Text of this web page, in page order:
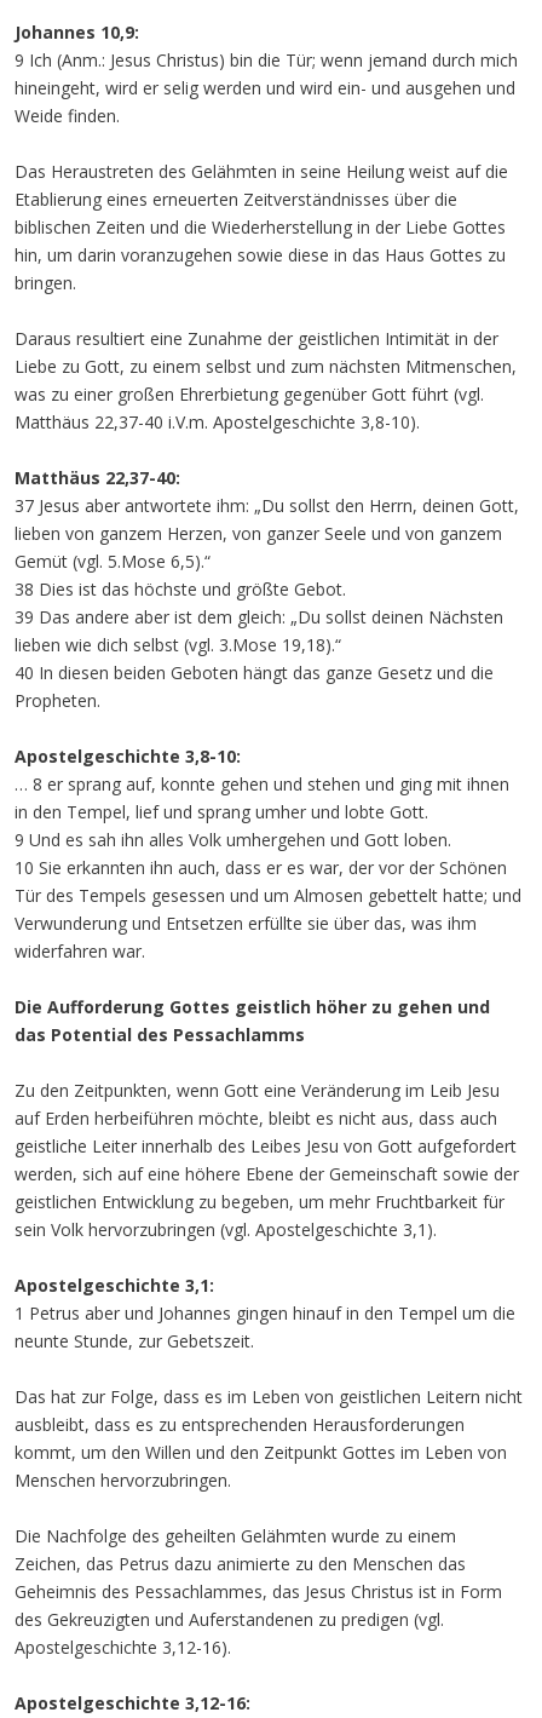
Johannes 10,9:
9 Ich (Anm.: Jesus Christus) bin die Tür; wenn jemand durch mich
hineingeht, wird er selig werden und wird ein- und ausgehen und
Weide finden.
Das Heraustreten des Gelähmten in seine Heilung weist auf die
Etablierung eines erneuerten Zeitverständnisses über die
biblischen Zeiten und die Wiederherstellung in der Liebe Gottes
hin, um darin voranzugehen sowie diese in das Haus Gottes zu
bringen.
Daraus resultiert eine Zunahme der geistlichen Intimität in der
Liebe zu Gott, zu einem selbst und zum nächsten Mitmenschen,
was zu einer großen Ehrerbietung gegenüber Gott führt (vgl.
Matthäus 22,37-40 i.V.m. Apostelgeschichte 3,8-10).
Matthäus 22,37-40:
37 Jesus aber antwortete ihm: „Du sollst den Herrn, deinen Gott,
lieben von ganzem Herzen, von ganzer Seele und von ganzem
Gemüt (vgl. 5.Mose 6,5).“
38 Dies ist das höchste und größte Gebot.
39 Das andere aber ist dem gleich: „Du sollst deinen Nächsten
lieben wie dich selbst (vgl. 3.Mose 19,18).“
40 In diesen beiden Geboten hängt das ganze Gesetz und die
Propheten.
Apostelgeschichte 3,8-10:
… 8 er sprang auf, konnte gehen und stehen und ging mit ihnen
in den Tempel, lief und sprang umher und lobte Gott.
9 Und es sah ihn alles Volk umhergehen und Gott loben.
10 Sie erkannten ihn auch, dass er es war, der vor der Schönen
Tür des Tempels gesessen und um Almosen gebettelt hatte; und
Verwunderung und Entsetzen erfüllte sie über das, was ihm
widerfahren war.
Die Aufforderung Gottes geistlich höher zu gehen und
das Potential des Pessachlamms
Zu den Zeitpunkten, wenn Gott eine Veränderung im Leib Jesu
auf Erden herbeiführen möchte, bleibt es nicht aus, dass auch
geistliche Leiter innerhalb des Leibes Jesu von Gott aufgefordert
werden, sich auf eine höhere Ebene der Gemeinschaft sowie der
geistlichen Entwicklung zu begeben, um mehr Fruchtbarkeit für
sein Volk hervorzubringen (vgl. Apostelgeschichte 3,1).
Apostelgeschichte 3,1:
1 Petrus aber und Johannes gingen hinauf in den Tempel um die
neunte Stunde, zur Gebetszeit.
Das hat zur Folge, dass es im Leben von geistlichen Leitern nicht
ausbleibt, dass es zu entsprechenden Herausforderungen
kommt, um den Willen und den Zeitpunkt Gottes im Leben von
Menschen hervorzubringen.
Die Nachfolge des geheilten Gelähmten wurde zu einem
Zeichen, das Petrus dazu animierte zu den Menschen das
Geheimnis des Pessachlammes, das Jesus Christus ist in Form
des Gekreuzigten und Auferstandenen zu predigen (vgl.
Apostelgeschichte 3,12-16).
Apostelgeschichte 3,12-16: